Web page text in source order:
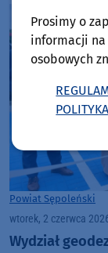
Powiat Sępoleński
wtorek, 2 czerwca
Wydział
Prosimy o
informacji
osobowych